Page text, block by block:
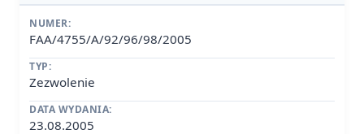
NUMER:
FAA/4755/A/92/96/98/2005
TYP:
Zezwolenie
DATA WYDANIA:
23.08.2005